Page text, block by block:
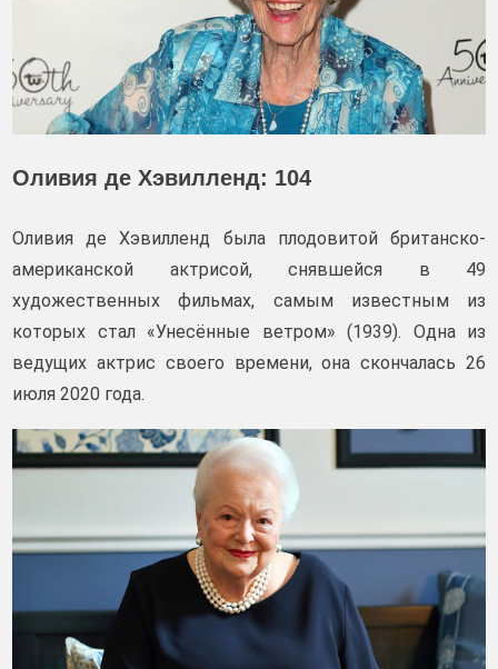
Оливия де Хэвилленд: 104
Оливия де Хэвилленд была плодовитой британско-
американской актрисой, снявшейся в 49
художественных фильмах, самым известным из
которых стал «Унесённые ветром» (1939). Одна из
ведущих актрис своего времени, она скончалась 26
июля 2020 года.